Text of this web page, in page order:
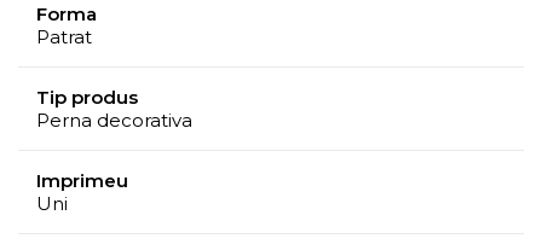
Forma
Patrat
Tip produs
Perna decorativa
Imprimeu
Uni